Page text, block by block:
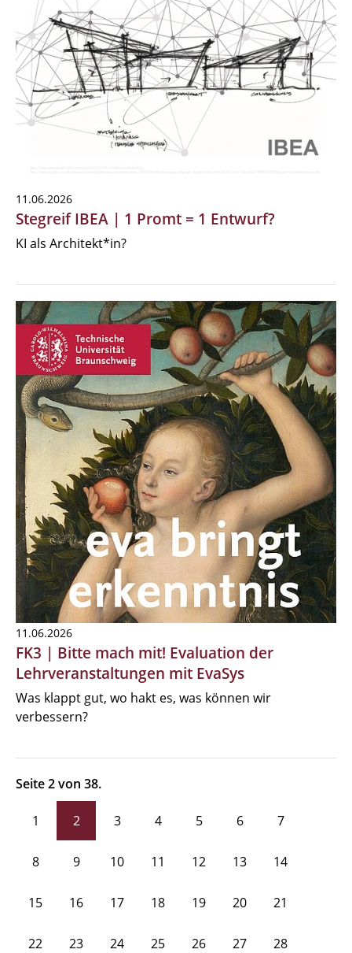
11.06.2026
Stegreif IBEA | 1 Promt = 1 Entwurf?
KI als Architekt*in?
11.06.2026
FK3 | Bitte mach mit! Evaluation der
Lehrveranstaltungen mit EvaSys
Was klappt gut, wo hakt es, was können wir
verbessern?
Seite 2 von 38.
1 2 3 4 5 6 7
8 9 10 11 12 13 14
15 16 17 18 19 20 21
22 23 24 25 26 27 28